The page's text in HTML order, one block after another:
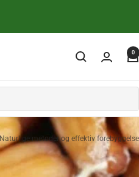
0
metoder og effektiv forebyggelse